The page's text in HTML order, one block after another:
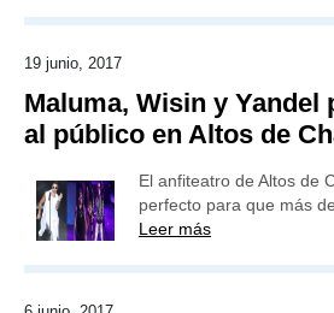
19 junio, 2017
Maluma, Wisin y Yandel
al público en Altos de
El anfiteatro de Altos de
perfecto para que más
Leer más